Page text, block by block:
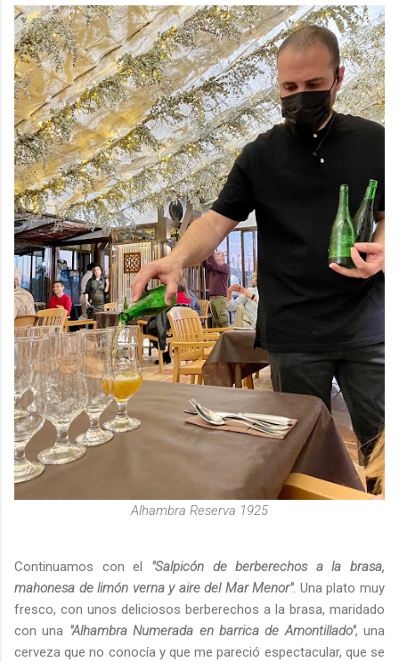
Alhambra Reserva 1925
Continuamos con el "Salpicón de berberechos a la brasa,
mahonesa de limón verna y aire del Mar Menor". Una plato muy
fresco, con unos deliciosos berberechos a la brasa, maridado
con una "Alhambra Numerada en barrica de Amontillado", una
cerveza que no conocía y que me pareció espectacular, que se